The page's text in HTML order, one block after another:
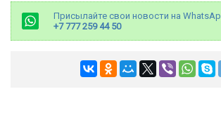
Присылайте свои новости на
+7 777 259 44 50